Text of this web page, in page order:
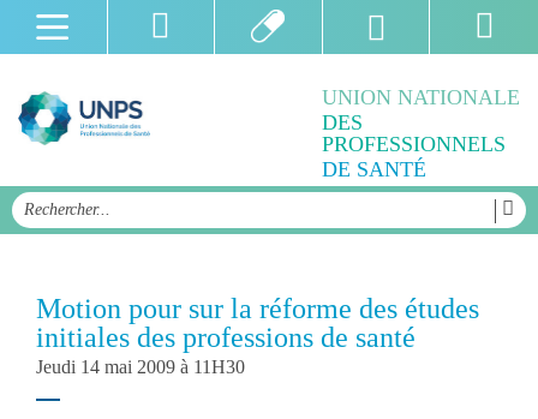
UNION NATIONALE
DES
PROFESSIONNELS
DE SANTÉ
Motion pour sur la réforme des études
initiales des professions de santé
Jeudi 14 mai 2009 à 11H30